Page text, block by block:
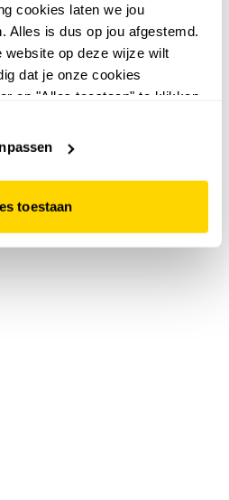
cookies laten we jou
Alles is dus op jou afgestemd.
website op deze wijze wilt
dat je onze cookies
op "Alles toestaan" te klikken.
toestaan